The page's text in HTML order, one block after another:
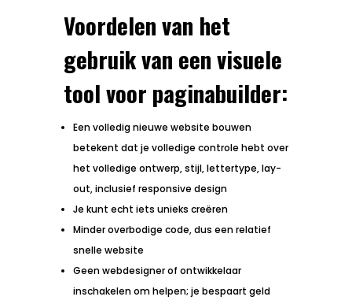
Voordelen van het
gebruik van een visuele
tool voor paginabuilder:
Een volledig nieuwe website bouwen
betekent dat je volledige controle hebt over
het volledige ontwerp, stijl, lettertype, lay-
out, inclusief responsive design
Je kunt echt iets unieks creëren
Minder overbodige code, dus een relatief
snelle website
Geen webdesigner of ontwikkelaar
inschakelen om helpen; je bespaart geld